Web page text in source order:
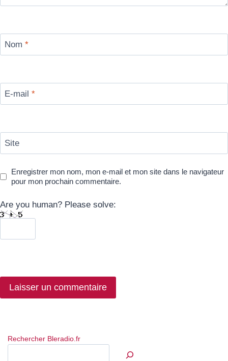
Nom *
E-mail *
Site
Enregistrer mon nom, mon e-mail et mon site dans le navigateur
pour mon prochain commentaire.
Are you human? Please solve:
Rechercher Bleradio.fr